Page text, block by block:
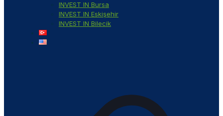
INVEST IN Bursa
INVEST IN Eskişehir
INVEST IN Bilecik